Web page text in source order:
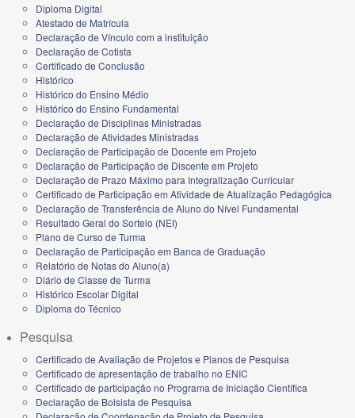
Diploma Digital
Atestado de Matrícula
Declaração de Vínculo com a instituição
Declaração de Cotista
Certificado de Conclusão
Histórico
Histórico do Ensino Médio
Histórico do Ensino Fundamental
Declaração de Disciplinas Ministradas
Declaração de Atividades Ministradas
Declaração de Participação de Docente em Projeto
Declaração de Participação de Discente em Projeto
Declaração de Prazo Máximo para Integralização Curricular
Certificado de Participação em Atividade de Atualização Pedagógica
Declaração de Transferência de Aluno do Nível Fundamental
Resultado Geral do Sorteio (NEI)
Plano de Curso de Turma
Declaração de Participação em Banca de Graduação
Relatório de Notas do Aluno(a)
Diário de Classe de Turma
Histórico Escolar Digital
Diploma do Técnico
Pesquisa
Certificado de Avaliação de Projetos e Planos de Pesquisa
Certificado de apresentação de trabalho no ENIC
Certificado de participação no Programa de Iniciação Científica
Declaração de Bolsista de Pesquisa